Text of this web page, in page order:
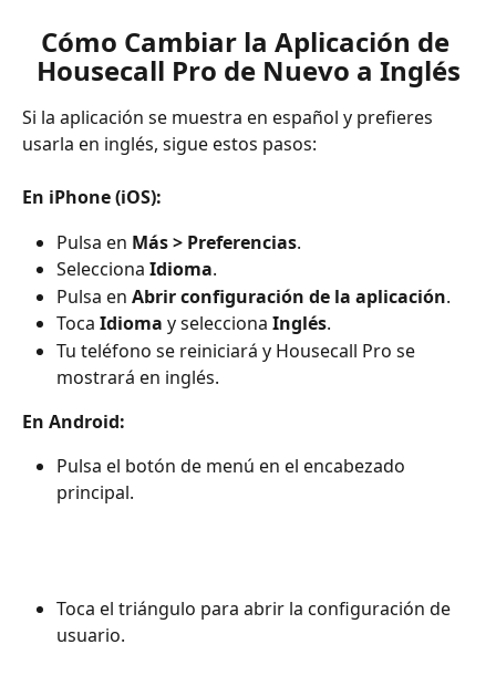
Cómo Cambiar la Aplicación de
Housecall Pro de Nuevo a Inglés
Si la aplicación se muestra en español y prefieres
usarla en inglés, sigue estos pasos:
En iPhone (iOS):
Pulsa en Más > Preferencias.
Selecciona Idioma.
Pulsa en Abrir configuración de la aplicación.
Toca Idioma y selecciona Inglés.
Tu teléfono se reiniciará y Housecall Pro se
mostrará en inglés.
En Android:
Pulsa el botón de menú en el encabezado
principal.
Toca el triángulo para abrir la configuración de
usuario.